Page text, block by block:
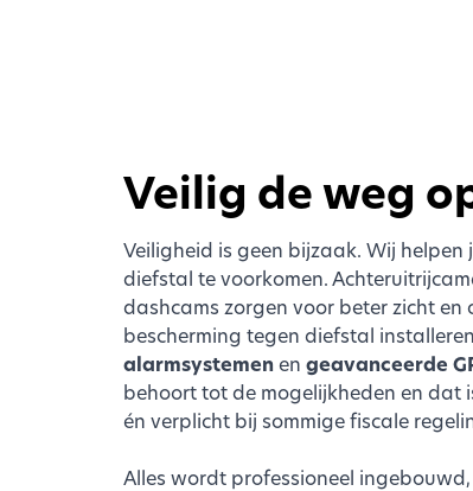
Veilig de weg
Veiligheid is geen bijzaak. Wij helpen
diefstal te voorkomen.
dashcams zorgen voor beter zicht en
bescherming tegen diefstal
alarmsystemenen geavanceerde
behoort tot de mogelijkheden en dat
én verplicht bij sommige fiscale
Alles wordt professioneel